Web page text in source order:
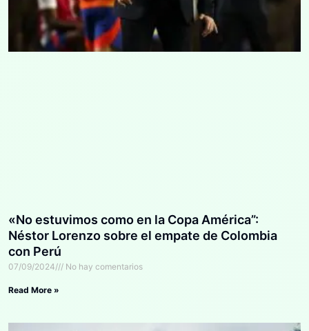
«No estuvimos como en la Copa América”:
Néstor Lorenzo sobre el empate de Colombia
con Perú
07/09/2024 No hay comentarios
Read More »